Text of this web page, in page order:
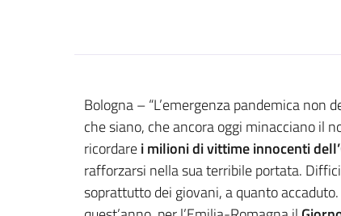
Contenuto
Bologna – “L’emergenza pandemica non
che siano, che ancora oggi minacciano il
ricordarei milioni di vittime innocenti
rafforzarsi nella sua terribile portata.
soprattutto dei giovani, a quanto